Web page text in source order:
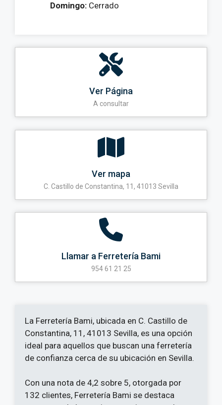
Domingo: Cerrado
Ver Página
A consultar
Ver mapa
C. Castillo de Constantina, 11, 41013 Sevilla
Llamar a Ferretería Bami
954 61 21 25
La Ferretería Bami, ubicada en C. Castillo de
Constantina, 11, 41013 Sevilla, es una opción
ideal para aquellos que buscan una ferretería
de confianza cerca de su ubicación en Sevilla.
Con una nota de 4,2 sobre 5, otorgada por
132 clientes, Ferretería Bami se destaca